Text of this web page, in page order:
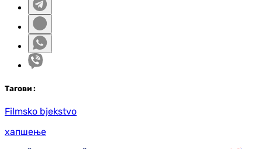
Тагови :
Filmsko bjekstvo
хапшење